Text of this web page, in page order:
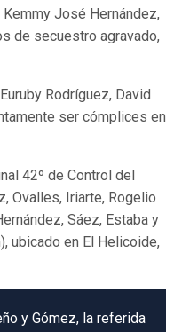
José Hernández,
de secuestro agravado,
Rodríguez, David
ser cómplices en
42º de Control del
Ovalles, Iriarte, Rogelio
Sáez, Estaba y
ubicado en El Helicoide,
y Gómez, la referida